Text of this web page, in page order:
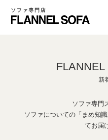
ソファ専門店
新
ソファ専門
ソファについての「まめ知
てお届